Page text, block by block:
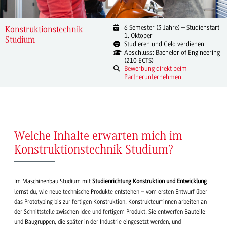
Konstruktionstechnik
Studium
6 Semester (3 Jahre) – Studienstart
1. Oktober
Studieren und Geld verdienen
Abschluss: Bachelor of Engineering
(210 ECTS)
Bewerbung direkt beim
Partnerunternehmen
Welche Inhalte erwarten mich im
Konstruktionstechnik Studium?
Im Maschinenbau Studium mit Studienrichtung Konstruktion und Entwicklung
lernst du, wie neue technische Produkte entstehen – vom ersten Entwurf über
das Prototyping bis zur fertigen Konstruktion. Konstrukteur*innen arbeiten an
der Schnittstelle zwischen Idee und fertigem Produkt. Sie entwerfen Bauteile
und Baugruppen, die später in der Industrie eingesetzt werden, und